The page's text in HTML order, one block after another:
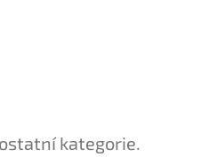
kategorie.